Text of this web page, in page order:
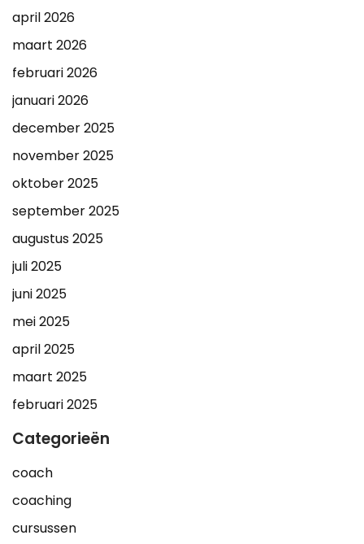
april 2026
maart 2026
februari 2026
januari 2026
december 2025
november 2025
oktober 2025
september 2025
augustus 2025
juli 2025
juni 2025
mei 2025
april 2025
maart 2025
februari 2025
Categorieën
coach
coaching
cursussen